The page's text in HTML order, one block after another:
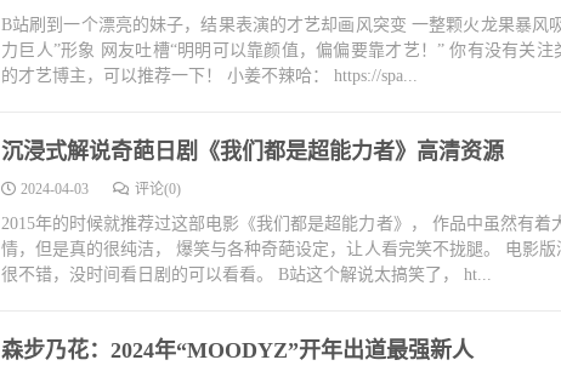
B站刷到一个漂亮的妹子，结果表演的才艺却画风突变 一整颗火龙果暴风
力巨人”形象 网友吐槽“明明可以靠颜值，偏偏要靠才艺！” 你有没有关注
的才艺博主，可以推荐一下！ 小姜不辣哈： https://spa...
沉浸式解说奇葩日剧《我们都是超能力者》高清资源
2024-04-03 评论(0)
2015年的时候就推荐过这部电影《我们都是超能力者》， 作品中虽然有着
情，但是真的很纯洁， 爆笑与各种奇葩设定，让人看完笑不拢腿。 电影
很不错，没时间看日剧的可以看看。 B站这个解说太搞笑了， ht...
森步乃花：2024年“MOODYZ”开年出道最强新人